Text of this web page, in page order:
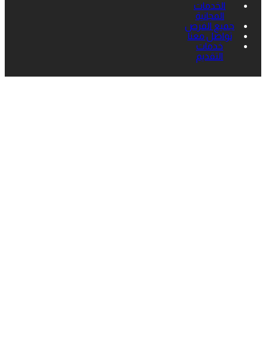
الخدمات
المجانية
جميع الفرص
تواصل معنا
خدمات
التقديم